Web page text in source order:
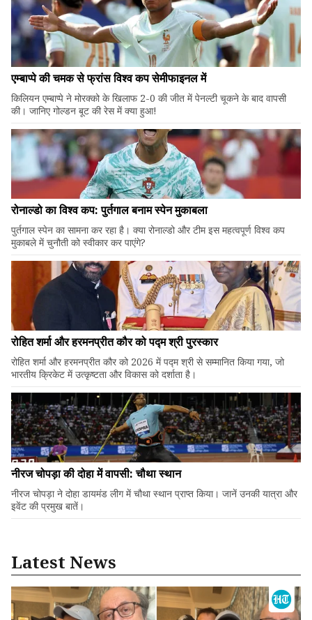
एम्बाप्पे की चमक से फ्रांस विश्व कप सेमीफाइनल में
किलियन एम्बाप्पे ने मोरक्को के खिलाफ 2-0 की जीत में पेनल्टी चूकने के बाद वापसी
की। जानिए गोल्डन बूट की रेस में क्या हुआ!
रोनाल्डो का विश्व कप: पुर्तगाल बनाम स्पेन मुकाबला
पुर्तगाल स्पेन का सामना कर रहा है। क्या रोनाल्डो और टीम इस महत्वपूर्ण विश्व कप
मुकाबले में चुनौती को स्वीकार कर पाएंगे?
रोहित शर्मा और हरमनप्रीत कौर को पद्म श्री पुरस्कार
रोहित शर्मा और हरमनप्रीत कौर को 2026 में पद्म श्री से सम्मानित किया गया, जो
भारतीय क्रिकेट में उत्कृष्टता और विकास को दर्शाता है।
नीरज चोपड़ा की दोहा में वापसी: चौथा स्थान
नीरज चोपड़ा ने दोहा डायमंड लीग में चौथा स्थान प्राप्त किया। जानें उनकी यात्रा और
इवेंट की प्रमुख बातें।
Latest News